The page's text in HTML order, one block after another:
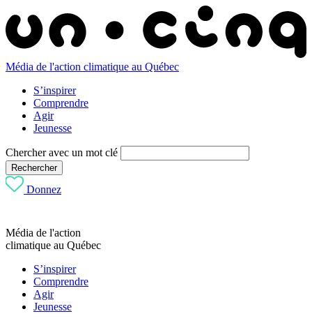
Média de l'action climatique au Québec
S’inspirer
Comprendre
Agir
Jeunesse
Chercher avec un mot clé
Rechercher
Donnez
Média de l'action
climatique au Québec
S’inspirer
Comprendre
Agir
Jeunesse